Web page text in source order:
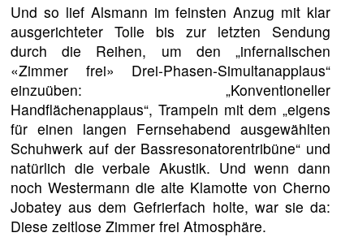
Und so lief Alsmann im feinsten Anzug mit klar
ausgerichteter Tolle bis zur letzten Sendung
durch die Reihen, um den „infernalischen
«Zimmer frei» Drei-Phasen-Simultanapplaus“
einzuüben: „Konventioneller
Handflächenapplaus“, Trampeln mit dem „eigens
für einen langen Fernsehabend ausgewählten
Schuhwerk auf der Bassresonatorentribüne“ und
natürlich die verbale Akustik. Und wenn dann
noch Westermann die alte Klamotte von Cherno
Jobatey aus dem Gefrierfach holte, war sie da:
Diese zeitlose Zimmer frei Atmosphäre.